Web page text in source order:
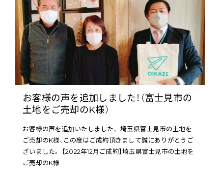
お客様の声を追加しました！（富士見市の
土地をご売却のK様）
お客様の声を追加いたしました。 埼玉県富士見市の土地を
ご売却のK様、この度はご成約頂きまして誠にありがとうご
ざいました。 【2022年12月ご成約】埼玉県富士見市の土地を
ご売却のK様